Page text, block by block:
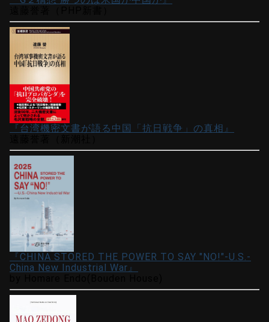
『台湾機密文書が語る中国「抗日戦争」の真相』
『CHINA STORED THE POWER TO SAY "NO!"-U.S.-
China New Industrial War』